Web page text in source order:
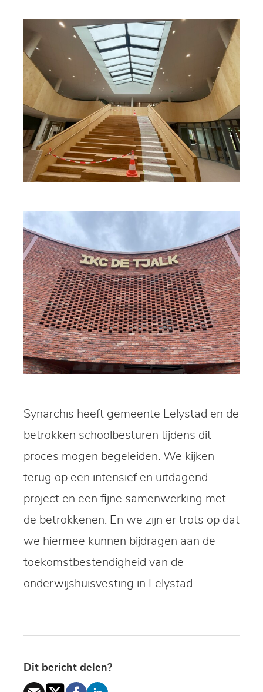
Synarchis heeft gemeente Lelystad en de
betrokken schoolbesturen tijdens dit
proces mogen begeleiden. We kijken
terug op een intensief en uitdagend
project en een fijne samenwerking met
de betrokkenen. En we zijn er trots op dat
we hiermee kunnen bijdragen aan de
toekomstbestendigheid van de
onderwijshuisvesting in Lelystad.
Dit bericht delen?